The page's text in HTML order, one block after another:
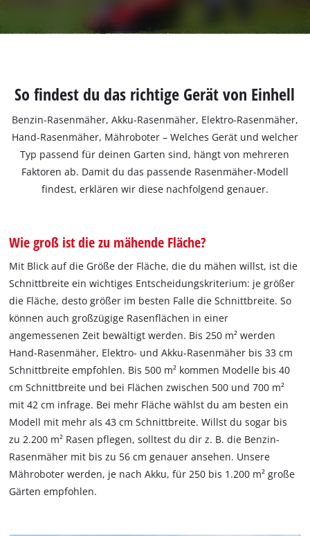
So findest du das richtige Gerät von Einhell
Benzin-Rasenmäher, Akku-Rasenmäher, Elektro-Rasenmäher,
Hand-Rasenmäher, Mähroboter – Welches Gerät und welcher
Typ passend für deinen Garten sind, hängt von mehreren
Faktoren ab. Damit du das passende Rasenmäher-Modell
findest, erklären wir diese nachfolgend genauer.
Wie groß ist die zu mähende Fläche?
Mit Blick auf die Größe der Fläche, die du mähen willst, ist die
Schnittbreite ein wichtiges Entscheidungskriterium: je größer
die Fläche, desto größer im besten Falle die Schnittbreite. So
können auch großzügige Rasenflächen in einer
angemessenen Zeit bewältigt werden. Bis 250 m² werden
Hand-Rasenmäher, Elektro- und Akku-Rasenmäher bis 33 cm
Schnittbreite empfohlen. Bis 500 m² kommen Modelle bis 40
cm Schnittbreite und bei Flächen zwischen 500 und 700 m²
mit 42 cm infrage. Bei mehr Fläche wählst du am besten ein
Modell mit mehr als 43 cm Schnittbreite. Willst du sogar bis
zu 2.200 m² Rasen pflegen, solltest du dir z. B. die Benzin-
Rasenmäher mit bis zu 56 cm genauer ansehen. Unsere
Mähroboter werden, je nach Akku, für 250 bis 1.200 m² große
Gärten empfohlen.